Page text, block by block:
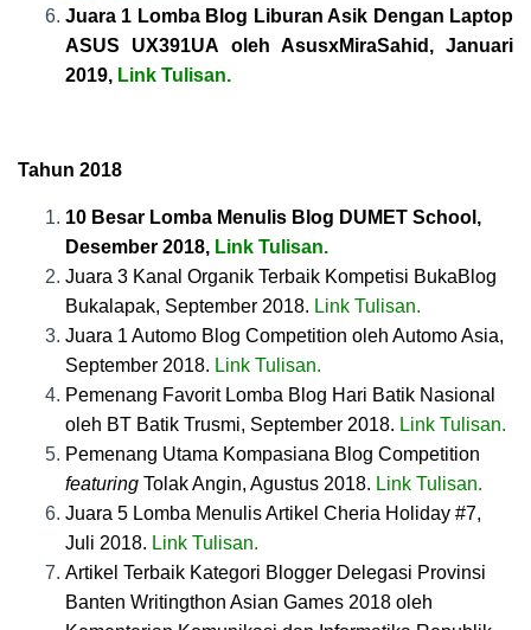
Juara 1 Lomba Blog Liburan Asik Dengan Laptop
ASUS UX391UA oleh AsusxMiraSahid, Januari
2019, Link Tulisan.
Tahun 2018
10 Besar Lomba Menulis Blog DUMET School,
Desember 2018, Link Tulisan.
Juara 3 Kanal Organik Terbaik Kompetisi BukaBlog
Bukalapak, September 2018. Link Tulisan.
Juara 1 Automo Blog Competition oleh Automo Asia,
September 2018. Link Tulisan.
Pemenang Favorit Lomba Blog Hari Batik Nasional
oleh BT Batik Trusmi, September 2018. Link Tulisan.
Pemenang Utama Kompasiana Blog Competition
featuring Tolak Angin, Agustus 2018. Link Tulisan.
Juara 5 Lomba Menulis Artikel Cheria Holiday #7,
Juli 2018. Link Tulisan.
Artikel Terbaik Kategori Blogger Delegasi Provinsi
Banten Writingthon Asian Games 2018 oleh